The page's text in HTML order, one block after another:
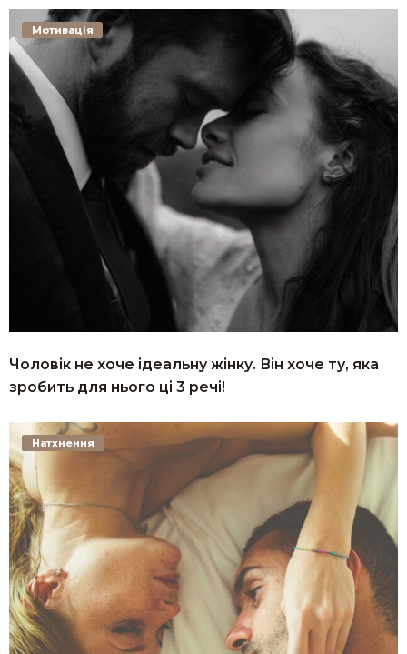
Чоловік не хоче ідеальну жінку. Він хоче ту, яка
зробить для нього ці 3 речі!
Мотивація
Натхнення